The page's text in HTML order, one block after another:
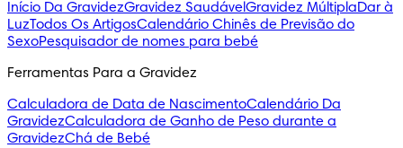
Início Da GravidezGravidez SaudávelGravidez MúltiplaDar à
LuzTodos Os ArtigosCalendário Chinês de Previsão do
SexoPesquisador de nomes para bebé
Ferramentas Para a Gravidez
Calculadora de Data de NascimentoCalendário Da
GravidezCalculadora de Ganho de Peso durante a
GravidezChá de Bebé